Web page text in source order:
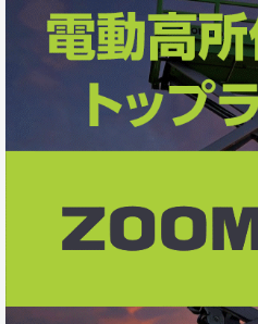
e
b
k
k
e
d
n